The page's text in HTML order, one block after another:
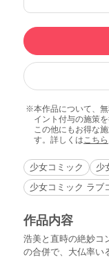
本作品について、
イント付与の施策
この他にもお得な
す。詳しくはこちら
少女コミック
少
少女コミック ラブ
作品内容
浩美と直時の絶妙コ
の合併で、大仏率い